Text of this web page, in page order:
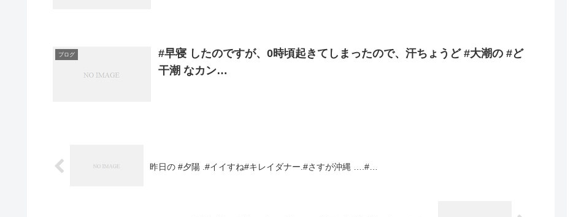
ブログ
#早寝 したのですが、0時頃起きてしまったので、汗ちょうど #大潮の #ど
干潮 なカン…
昨日の #夕陽 .#イイすね#キレイダナー.#さすが沖縄 ….#…